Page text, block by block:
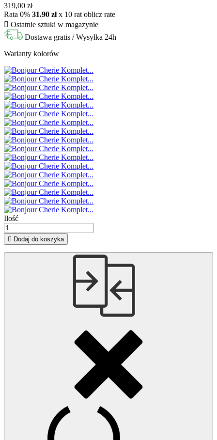
319,00 zł
Rata 0% 31.90 złx 10 rat oblicz rate
 Ostatnie sztuki w magazynie
Dostawa gratis / Wysyłka 24h
Warianty kolorów
Ilość
 Dodaj do koszyka